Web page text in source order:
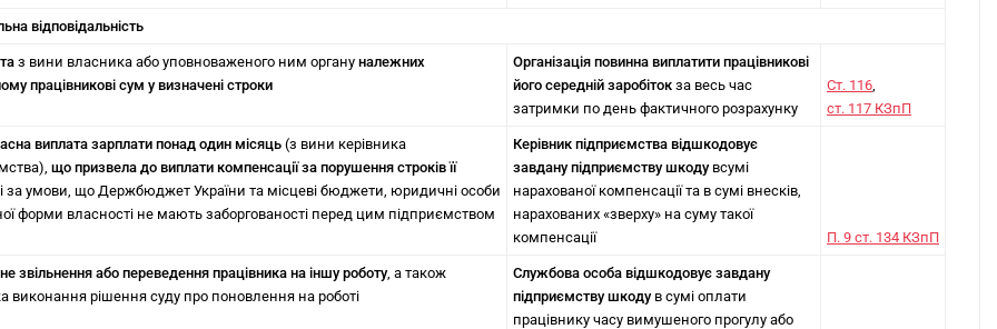
відповідальність
з вини власника або уповноваженого ним органу належних
працівникові сум у визначені строки
Організація повинна виплатити працівникові
його середній заробіток за весь час
затримки по день фактичного розрахунку
Ст. 116,
ст. 117 КЗпП
виплата зарплати понад один місяць (з вини керівника
що призвела до виплати компенсації за порушення строків її
і за умови, що Держбюджет України та місцеві бюджети, юридичні особи
форми власності не мають заборгованості перед цим підприємством
Керівник підприємства відшкодовує
завдану підприємству шкоду всумі
нарахованої компенсації та в сумі внесків,
нарахованих «зверху» на суму такої
компенсації
П. 9 ст. 134 КЗпП
звільнення або переведення працівника на іншу роботу, а також
виконання рішення суду про поновлення на роботі
Службова особа відшкодовує завдану
підприємству шкоду в сумі оплати
працівнику часу вимушеного прогулу або